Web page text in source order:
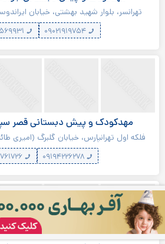
تهرانسر، بلوار شهید بهشتی، خیابان
پلاک ۲۲
مهدکودک و پیش دبستانی قصر
فلکه اول تهرانپارس، خیابان گلبرگ (امیری
۱۳۸ غربی، پلاک ۱۴۷
۰۹۱۹۴۲۲۶۲۷۸ ۰۲۱۷۷۷۶۱۷۲۶